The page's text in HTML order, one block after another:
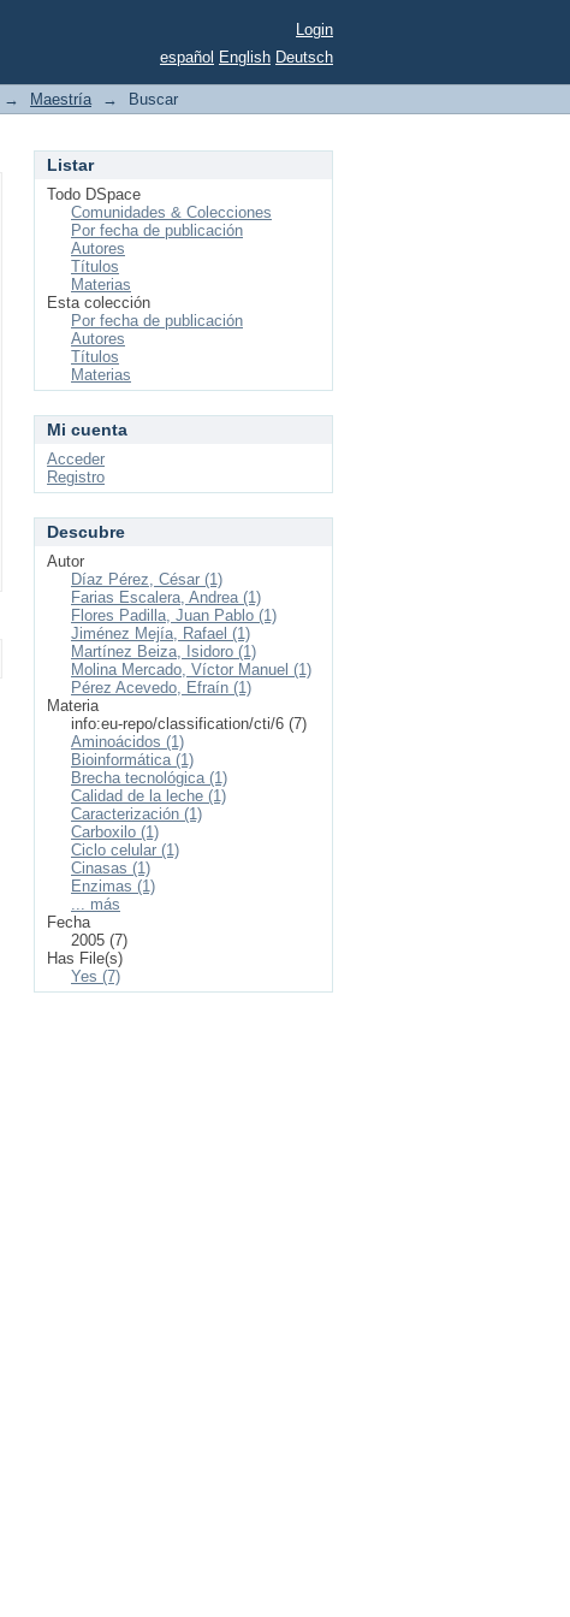
Login
español English Deutsch
→ Maestría → Buscar
Listar
Todo DSpace
Comunidades & Colecciones
Por fecha de publicación
Autores
Títulos
Materias
Esta colección
Por fecha de publicación
Autores
Títulos
Materias
Mi cuenta
Acceder
Registro
Descubre
Autor
Díaz Pérez, César (1)
Farias Escalera, Andrea (1)
Flores Padilla, Juan Pablo (1)
Jiménez Mejía, Rafael (1)
Martínez Beiza, Isidoro (1)
Molina Mercado, Víctor Manuel (1)
Pérez Acevedo, Efraín (1)
Materia
info:eu-repo/classification/cti/6 (7)
Aminoácidos (1)
Bioinformática (1)
Brecha tecnológica (1)
Calidad de la leche (1)
Caracterización (1)
Carboxilo (1)
Ciclo celular (1)
Cinasas (1)
Enzimas (1)
... más
Fecha
2005 (7)
Has File(s)
Yes (7)